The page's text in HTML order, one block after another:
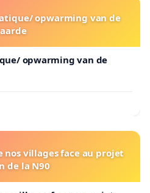
opwarming van de
aarde
opwarming van de
nos villages face au projet
de la N90